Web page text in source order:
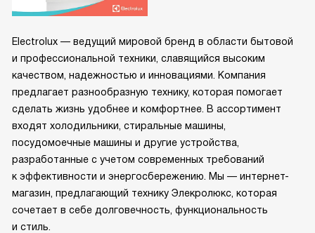
Electrolux — ведущий мировой бренд в области бытовой
и профессиональной техники, славящийся высоким
качеством, надежностью и инновациями. Компания
предлагает разнообразную технику, которая помогает
сделать жизнь удобнее и комфортнее. В ассортимент
входят холодильники, стиральные машины,
посудомоечные машины и другие устройства,
разработанные с учетом современных требований
к эффективности и энергосбережению. Мы — интернет-
магазин, предлагающий технику Элекролюкс, которая
сочетает в себе долговечность, функциональность
и стиль.